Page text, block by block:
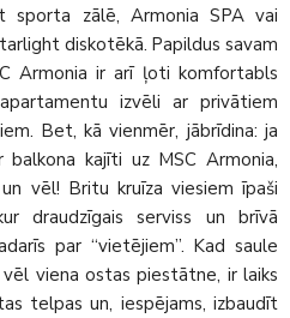
sporta zālē, Armonia SPA vai
diskotēkā. Papildus savam
Armonia ir arī ļoti komfortabls
izvēli ar privātiem
Bet, kā vienmēr, jābrīdina: ja
balkona kajīti uz MSC Armonia,
vēl! Britu kruīza viesiem īpaši
draudzīgais serviss un brīvā
par “vietējiem”. Kad saule
viena ostas piestātne, ir laiks
telpas un, iespējams, izbaudīt